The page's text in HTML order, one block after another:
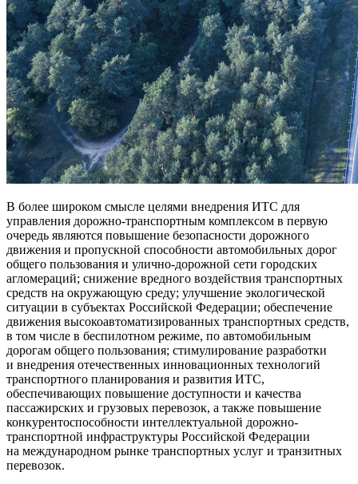
В более широком смысле целями внедрения ИТС для
управления дорожно-транспортным комплексом в первую
очередь являются повышение безопасности дорожного
движения и пропускной способности автомобильных дорог
общего пользования и улично-дорожной сети городских
агломераций; снижение вредного воздействия транспортных
средств на окружающую среду; улучшение экологической
ситуации в субъектах Российской Федерации; обеспечение
движения высокоавтоматизированных транспортных средств,
в том числе в беспилотном режиме, по автомобильным
дорогам общего пользования; стимулирование разработки
и внедрения отечественных инновационных технологий
транспортного планирования и развития ИТС,
обеспечивающих повышение доступности и качества
пассажирских и грузовых перевозок, а также повышение
конкурентоспособности интеллектуальной дорожно-
транспортной инфраструктуры Российской Федерации
на международном рынке транспортных услуг и транзитных
перевозок.